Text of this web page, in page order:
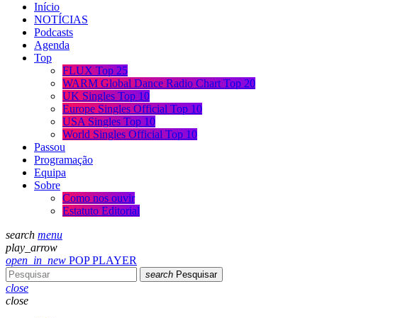
Início
NOTÍCIAS
Podcasts
Agenda
Top
FLUX Top 25
WARM Global Dance Radio Chart Top 20
UK Singles Top 10
Europe Singles Official Top 10
USA Singles Top 10
World Singles Official Top 10
Passou
Programação
Equipa
Sobre
Como nos ouvir
Estatuto Editorial
search menu
play_arrow
open_in_new POP PLAYER
search Pesquisar
close
close